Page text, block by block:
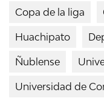
Copa de la liga
Huachipato
Ñublense
Universidad de